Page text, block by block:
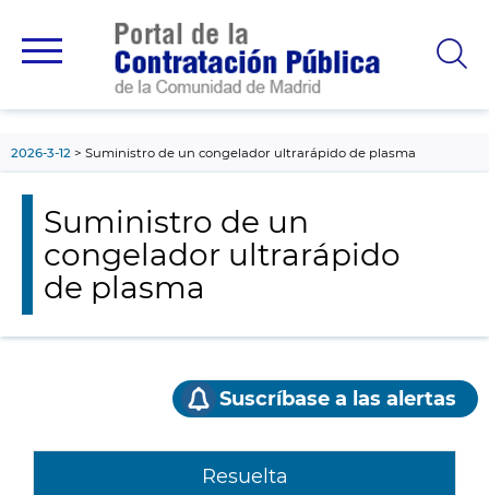
principal
2026-3-12 Suministro de un congelador ultrarápido de plasma
Suministro de un
congelador ultrarápido
de plasma
Suscríbase a las alertas
Resuelta